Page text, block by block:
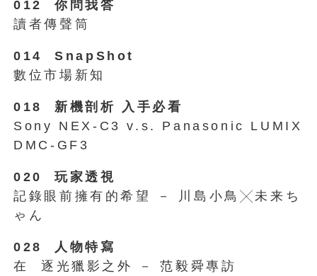
012 你問我答
讀者傳聲筒
014 SnapShot
數位市場新知
018 新機剖析 入手必看
Sony NEX-C3 v.s. Panasonic LUMIX
DMC-GF3
020 玩家透視
記錄眼前擁有的希望 － 川島小鳥╳未来ち
ゃん
028 人物特寫
在 逐光獵影之外 － 范毅舜專訪